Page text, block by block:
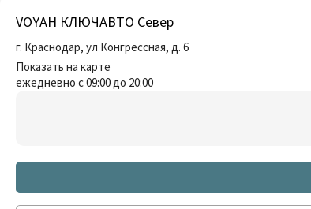
VOYAH КЛЮЧАВТО Север
г. Краснодар, ул Конгрессная, д. 6
Показать на карте
ежедневно с 09:00 до 20:00